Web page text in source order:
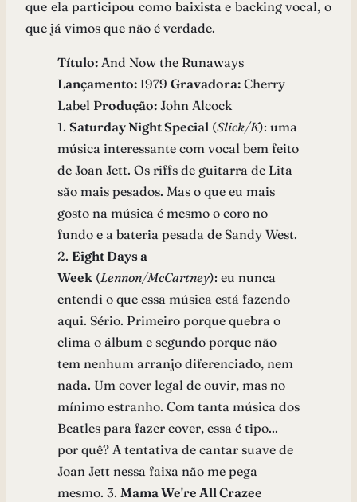
que ela participou como baixista e backing vocal, o
que já vimos que não é verdade.
Título: And Now the Runaways
Lançamento: 1979 Gravadora: Cherry
Label Produção: John Alcock
1. Saturday Night Special (Slick/K): uma
música interessante com vocal bem feito
de Joan Jett. Os riffs de guitarra de Lita
são mais pesados. Mas o que eu mais
gosto na música é mesmo o coro no
fundo e a bateria pesada de Sandy West.
2. Eight Days a
Week (Lennon/McCartney): eu nunca
entendi o que essa música está fazendo
aqui. Sério. Primeiro porque quebra o
clima o álbum e segundo porque não
tem nenhum arranjo diferenciado, nem
nada. Um cover legal de ouvir, mas no
mínimo estranho. Com tanta música dos
Beatles para fazer cover, essa é tipo...
por quê? A tentativa de cantar suave de
Joan Jett nessa faixa não me pega
mesmo. 3. Mama We're All Crazee